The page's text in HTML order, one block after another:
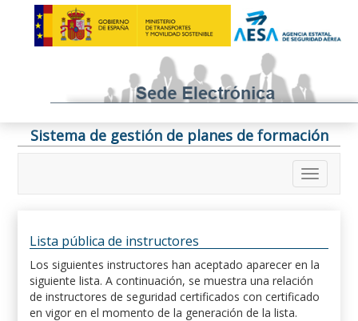
Sistema de gestión de planes de formación
Lista pública de instructores
Los siguientes instructores han aceptado aparecer en la
siguiente lista. A continuación, se muestra una relación
de instructores de seguridad certificados con certificado
en vigor en el momento de la generación de la lista.